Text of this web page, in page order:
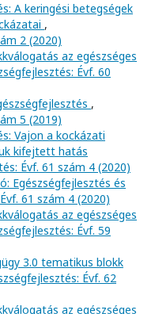
A keringési betegségek
,
2 (2020)
az egészséges
Évf. 60
,
5 (2019)
Vajon a kockázati
kifejtett hatás
Évf. 61 szám 4 (2020)
Egészségfejlesztés és
61 szám 4 (2020)
az egészséges
Évf. 59
3.0 tematikus blokk
Évf. 62
az egészséges